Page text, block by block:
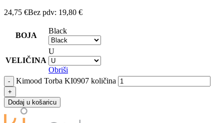
24,75 €Bez pdv: 19,80 €
BOJA
Black
VELIČINA
U
Obriši
Kimood Torba KI0907 količina
Dodaj u košaricu